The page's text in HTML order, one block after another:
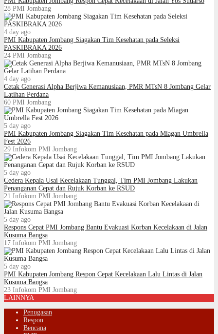
28 PMI Jombang
4 day ago
PMI Kabupaten Jombang Siagakan Tim Kesehatan pada Seleksi
PASKIBRAKA 2026
24 PMI Jombang
4 day ago
Cetak Generasi Alpha Berjiwa Kemanusiaan, PMR MTsN 8 Jombang Gelar
Latihan Perdana
60 PMI Jombang
5 day ago
PMI Kabupaten Jombang Siagakan Tim Kesehatan pada Miagan Umbrella
Fest 2026
29 Infokom PMI Jombang
5 day ago
Cedera Kepala Usai Kecelakaan Tunggal, Tim PMI Jombang Lakukan
Penanganan Cepat dan Rujuk Korban ke RSUD
21 Infokom PMI Jombang
5 day ago
Respons Cepat PMI Jombang Bantu Evakuasi Korban Kecelakaan di Jalan
Kusuma Bangsa
17 Infokom PMI Jombang
5 day ago
PMI Kabupaten Jombang Respon Cepat Kecelakaan Lalu Lintas di Jalan
Kusuma Bangsa
23 Infokom PMI Jombang
LAINNYA
Penugasan
Respon
Bencana